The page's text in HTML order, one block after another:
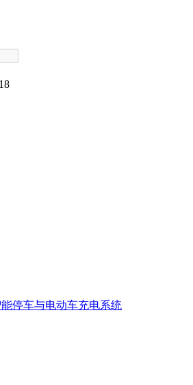
停车与电动车充电系统